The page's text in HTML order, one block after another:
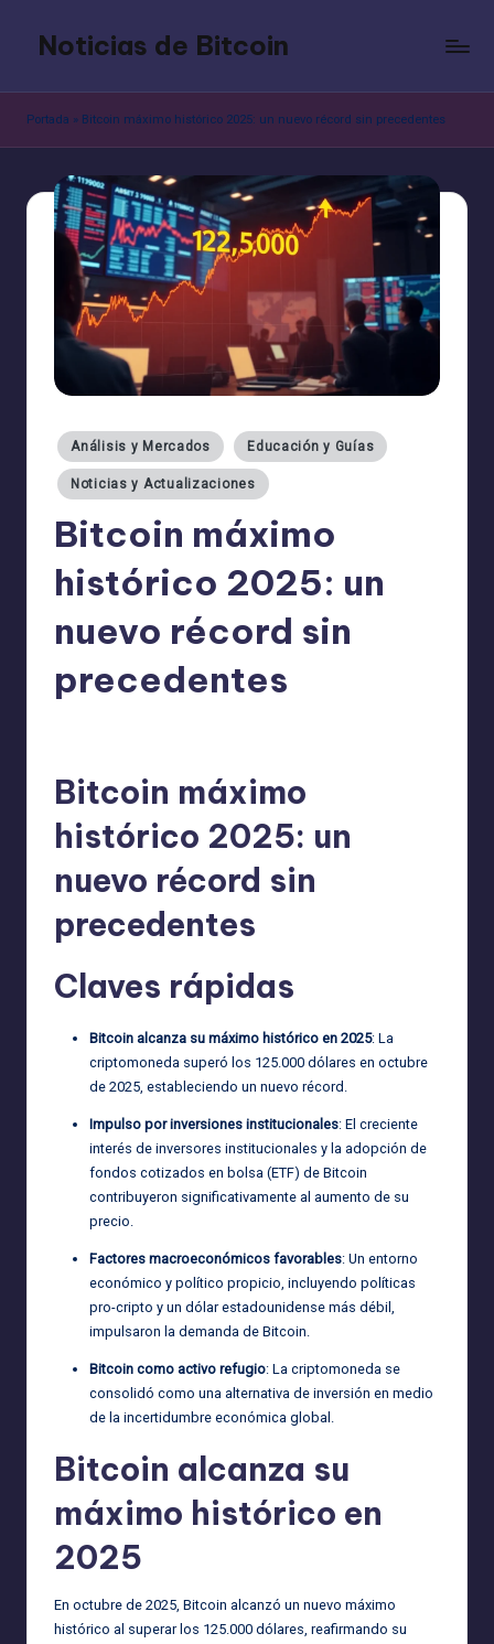
contenido
Noticias de Bitcoin
Portada » Bitcoin máximo histórico 2025: un nuevo récord sin precedentes
Publicado
en
Análisis y Mercados Educación y Guías
Noticias y Actualizaciones
Bitcoin máximo
histórico 2025: un
nuevo récord sin
precedentes
Bitcoin máximo
histórico 2025: un
nuevo récord sin
precedentes
Claves rápidas
Bitcoin alcanza su máximo histórico en 2025: La
criptomoneda superó los 125.000 dólares en octubre
de 2025, estableciendo un nuevo récord.
Impulso por inversiones institucionales: El creciente
interés de inversores institucionales y la adopción de
fondos cotizados en bolsa (ETF) de Bitcoin
contribuyeron significativamente al aumento de su
precio.
Factores macroeconómicos favorables: Un entorno
económico y político propicio, incluyendo políticas
pro-cripto y un dólar estadounidense más débil,
impulsaron la demanda de Bitcoin.
Bitcoin como activo refugio: La criptomoneda se
consolidó como una alternativa de inversión en medio
de la incertidumbre económica global.
Bitcoin alcanza su
máximo histórico en
2025
En octubre de 2025, Bitcoin alcanzó un nuevo máximo
histórico al superar los 125.000 dólares, reafirmando su